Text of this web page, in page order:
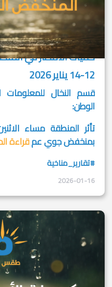
كميات الأمطار في
12-14 يناير 2026
قسم النخال
الوطن:
بمنخفض جوي عمقراءة
#تقارير_مناخية
2026-01-16